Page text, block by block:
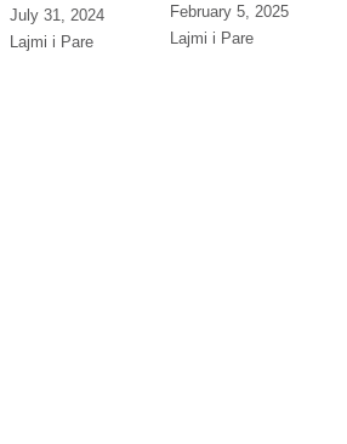
July 31, 2024
Lajmi i Pare
February 5, 2025
Lajmi i Pare